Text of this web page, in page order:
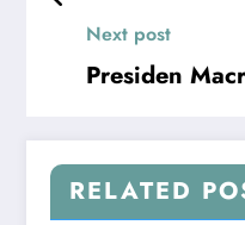
Next post
Presiden
RELATED